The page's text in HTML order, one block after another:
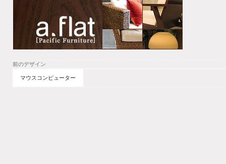
前のデザイン
マウスコンピューター